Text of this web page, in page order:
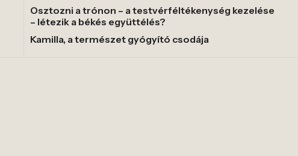
Osztozni a trónon – a testvérféltékenység kezelése
– létezik a békés együttélés?
Kamilla, a természet gyógyító csodája